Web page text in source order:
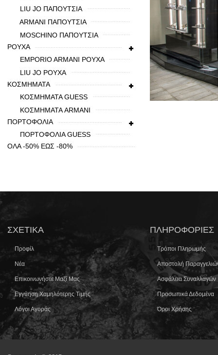
LIU JO ΠΑΠΟΥΤΣΙΑ
ARMANI ΠΑΠΟΥΤΣΙΑ
MOSCHINO ΠΑΠΟΥΤΣΙΑ
ΡΟΥΧΑ
EMPORIO ARMANI ΡΟΥΧΑ
LIU JO ΡΟΥΧΑ
ΚΟΣΜΗΜΑΤΑ
ΚΟΣΜΗΜΑΤΑ GUESS
ΚΟΣΜΗΜΑΤΑ ARMANI
ΠΟΡΤΟΦΟΛΙΑ
ΠΟΡΤΟΦΟΛΙΑ GUESS
ΟΛΑ -50% ΕΩΣ -80%
ΣΧΕΤΙΚΆ
Προφίλ
Νέα
Επικοινωνήστε Μαζί Μας
Εγγύηση Χαμηλότερης Τιμής
Λόγοι Αγοράς
ΠΛΗΡΟΦΟΡΊΕΣ
Τρόποι Πληρωμής
Αποστολή
Ασφάλεια Συναλλαγών
Προσωπικά Δεδομένα
Όροι Χρήσης